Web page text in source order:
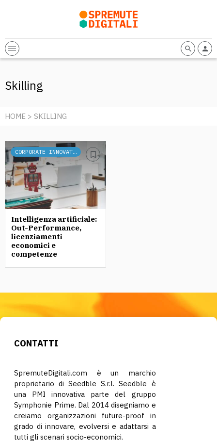
Skilling
HOME > SKILLING
CORPORATE INNOVATION
Intelligenza artificiale:
Out-Performance,
licenziamenti
economici e
competenze
CONTATTI
SpremuteDigitali.com è un marchio
proprietario di Seedble S.r.l. Seedble è
una PMI innovativa parte del gruppo
Symphonie Prime. Dal 2014 disegniamo e
creiamo organizzazioni future-proof in
grado di innovare, evolversi e adattarsi a
tutti gli scenari socio-economici.